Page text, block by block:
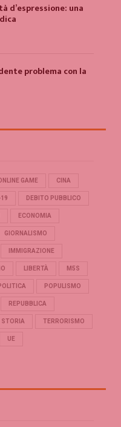
d’espressione: una
problema con la
GAME CINA
DEBITO PUBBLICO
ECONOMIA
GIORNALISMO
IMMIGRAZIONE
LIBERTÀ M5S
POPULISMO
REPUBBLICA
STORIA TERRORISMO
UE